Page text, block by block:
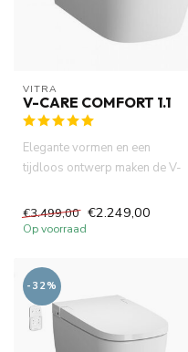
VITRA
V-CARE COMFORT 1.1
Elegante vormen en een
tijdloos ontwerp maken de V-
een...
€3.499,00 €2.249,00
Op voorraad
-32%